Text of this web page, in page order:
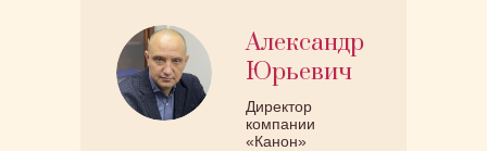
Александр
Юрьевич
Директор
компании
«Канон»